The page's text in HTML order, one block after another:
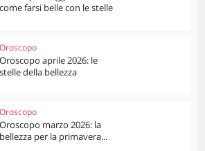
come farsi belle con le stelle
Oroscopo
Oroscopo aprile 2026: le
stelle della bellezza
Oroscopo
Oroscopo marzo 2026: la
bellezza per la primavera...